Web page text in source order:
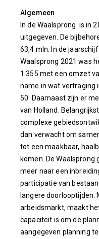
Algemeen
In de Waalsprong is in
uitgegeven. De
63,4 mln. In de
Waalsprong 2021 was
1.355 met een omzet
name in wat vertraging
50. Daarnaast zijn er
van Holland.
complexe
dan verwacht om
tot een maakbaar,
komen. De
meer naar een
participatie van
langere doorlooptijden.
arbeidsmarkt, maakt
capaciteit is om de
aangegeven planning